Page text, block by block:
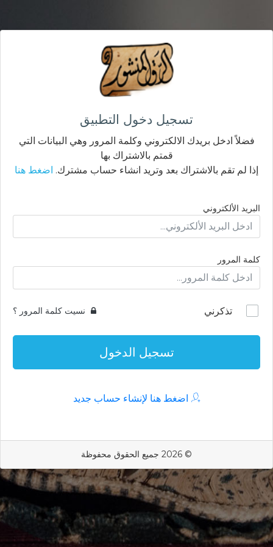
تسجيل دخول التطبيق
فضلاً ادخل بريدك الالكتروني وكلمة المرور وهي البيانات التي
قمتم بالاشتراك بها
إذا لم تقم بالاشتراك بعد وتريد انشاء حساب مشترك. اضغط هنا
البريد الألكتروني
كلمة المرور
تذكرني نسيت كلمة المرور ؟
تسجيل الدخول
اضغط هنا لإنشاء حساب جديد
© 2026 جميع الحقوق محفوظة